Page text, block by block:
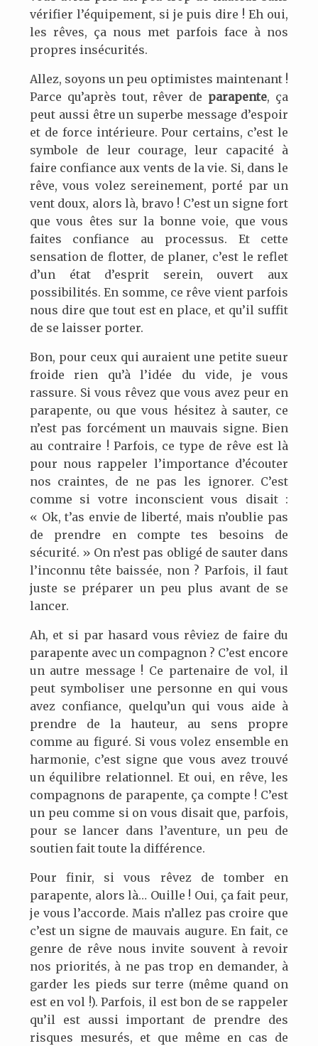
vérifier l’équipement, si je puis dire ! Eh oui,
les rêves, ça nous met parfois face à nos
propres insécurités.
Allez, soyons un peu optimistes maintenant !
Parce qu’après tout, rêver de parapente, ça
peut aussi être un superbe message d’espoir
et de force intérieure. Pour certains, c’est le
symbole de leur courage, leur capacité à
faire confiance aux vents de la vie. Si, dans le
rêve, vous volez sereinement, porté par un
vent doux, alors là, bravo ! C’est un signe fort
que vous êtes sur la bonne voie, que vous
faites confiance au processus. Et cette
sensation de flotter, de planer, c’est le reflet
d’un état d’esprit serein, ouvert aux
possibilités. En somme, ce rêve vient parfois
nous dire que tout est en place, et qu’il suffit
de se laisser porter.
Bon, pour ceux qui auraient une petite sueur
froide rien qu’à l’idée du vide, je vous
rassure. Si vous rêvez que vous avez peur en
parapente, ou que vous hésitez à sauter, ce
n’est pas forcément un mauvais signe. Bien
au contraire ! Parfois, ce type de rêve est là
pour nous rappeler l’importance d’écouter
nos craintes, de ne pas les ignorer. C’est
comme si votre inconscient vous disait :
« Ok, t’as envie de liberté, mais n’oublie pas
de prendre en compte tes besoins de
sécurité. » On n’est pas obligé de sauter dans
l’inconnu tête baissée, non ? Parfois, il faut
juste se préparer un peu plus avant de se
lancer.
Ah, et si par hasard vous rêviez de faire du
parapente avec un compagnon ? C’est encore
un autre message ! Ce partenaire de vol, il
peut symboliser une personne en qui vous
avez confiance, quelqu’un qui vous aide à
prendre de la hauteur, au sens propre
comme au figuré. Si vous volez ensemble en
harmonie, c’est signe que vous avez trouvé
un équilibre relationnel. Et oui, en rêve, les
compagnons de parapente, ça compte ! C’est
un peu comme si on vous disait que, parfois,
pour se lancer dans l’aventure, un peu de
soutien fait toute la différence.
Pour finir, si vous rêvez de tomber en
parapente, alors là… Ouille ! Oui, ça fait peur,
je vous l’accorde. Mais n’allez pas croire que
c’est un signe de mauvais augure. En fait, ce
genre de rêve nous invite souvent à revoir
nos priorités, à ne pas trop en demander, à
garder les pieds sur terre (même quand on
est en vol !). Parfois, il est bon de se rappeler
qu’il est aussi important de prendre des
risques mesurés, et que même en cas de